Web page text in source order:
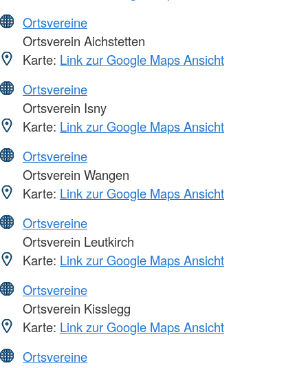
Ortsvereine
Ortsverein Aichstetten
Karte: Link zur Google Maps Ansicht
Ortsvereine
Ortsverein Isny
Karte: Link zur Google Maps Ansicht
Ortsvereine
Ortsverein Wangen
Karte: Link zur Google Maps Ansicht
Ortsvereine
Ortsverein Leutkirch
Karte: Link zur Google Maps Ansicht
Ortsvereine
Ortsverein Kisslegg
Karte: Link zur Google Maps Ansicht
Ortsvereine